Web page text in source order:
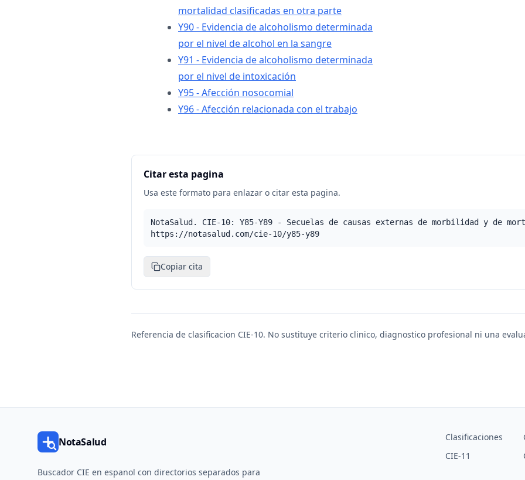
mortalidad clasificadas en otra parte
Y90 - Evidencia de alcoholismo determinada
por el nivel de alcohol en la sangre
Y91 - Evidencia de alcoholismo determinada
por el nivel de intoxicación
Y95 - Afección nosocomial
Y96 - Afección relacionada con el trabajo
Citar esta pagina
Usa este formato para enlazar o citar esta pagina.
NotaSalud. CIE-10: Y85-Y89 - Secuelas de causas externas de morbilidad y de
https://notasalud.com/cie-10/y85-y89
Copiar cita
Referencia de clasificacion CIE-10. No sustituye criterio clinico, diagnostico profesional ni una
NotaSalud
Buscador CIE en espanol con directorios separados para
Clasificaciones
CIE-11